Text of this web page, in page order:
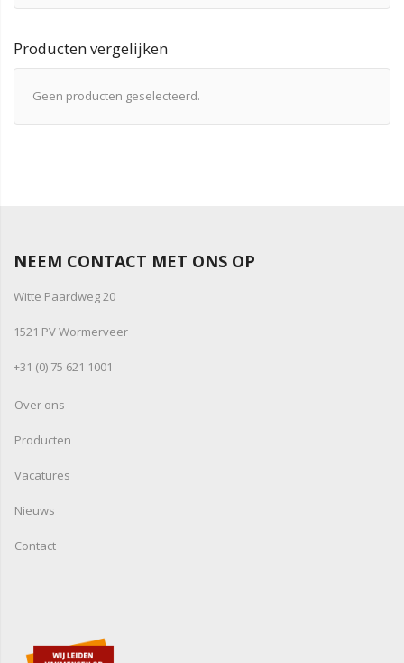
Producten vergelijken
Geen producten geselecteerd.
NEEM CONTACT MET ONS OP
Witte Paardweg 20
1521 PV Wormerveer
+31 (0) 75 621 1001
Over ons
Producten
Vacatures
Nieuws
Contact